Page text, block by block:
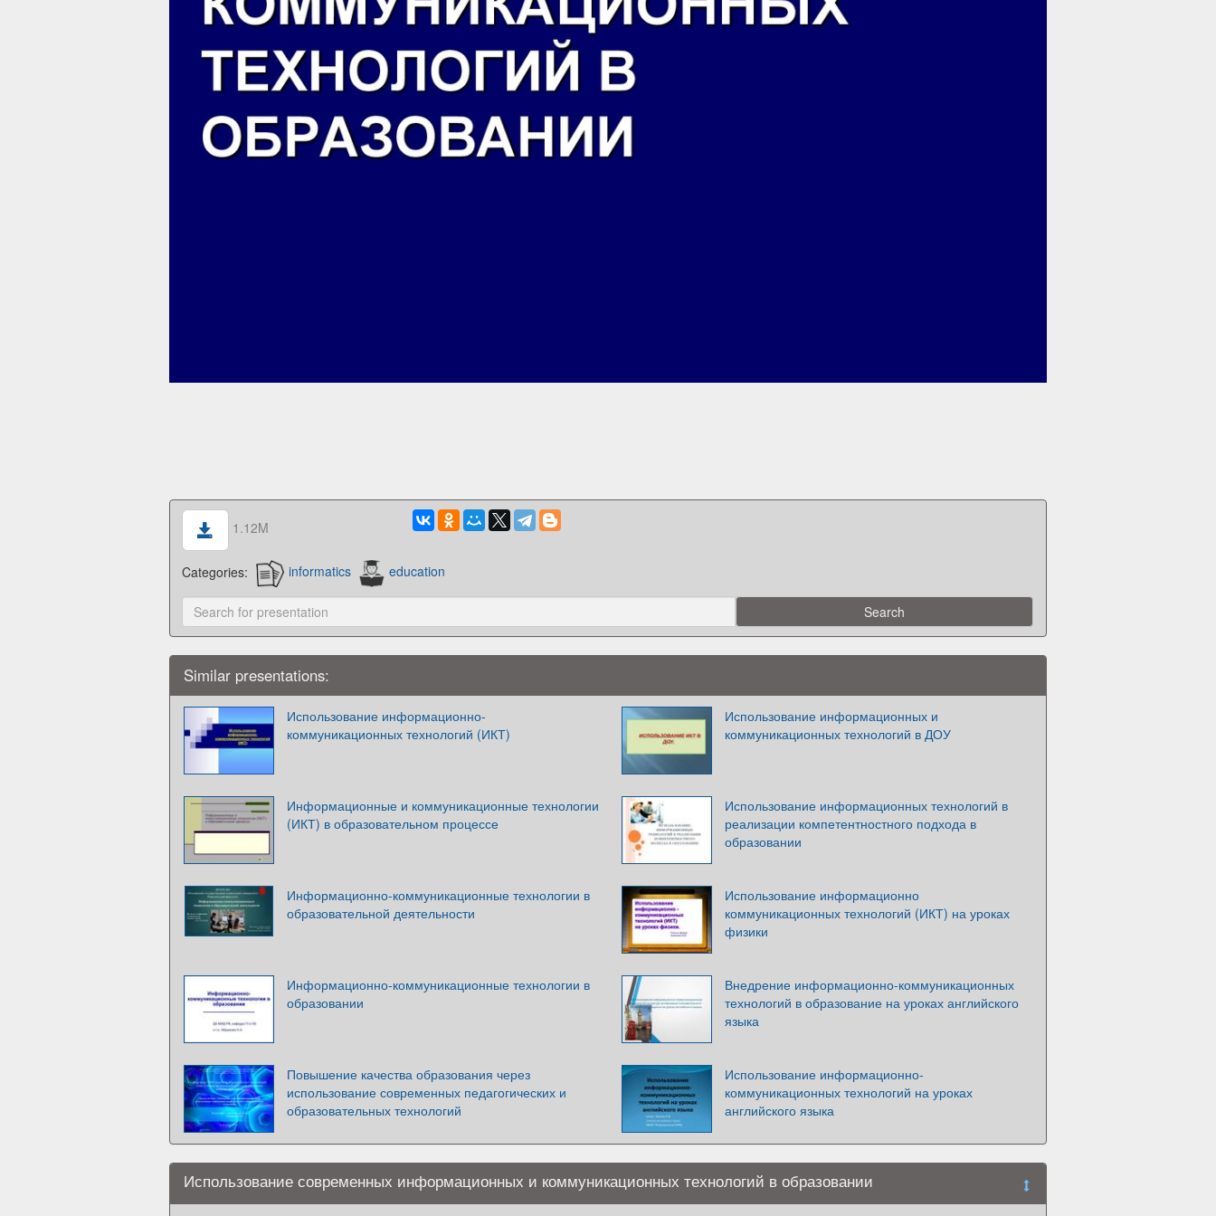
1.12M
Categories: informatics education
Similar presentations:
Использование информационно-
коммуникационных технологий (ИКТ)
Использование информационных и
коммуникационных технологий в ДОУ
Информационные и коммуникационные технологии
(ИКТ) в образовательном процессе
Использование информационных технологий в
реализации компетентностного подхода в
образовании
Информационно-коммуникационные технологии в
образовательной деятельности
Использование информационно
коммуникационных технологий (ИКТ) на уроках
физики
Информационно-коммуникационные технологии в
образовании
Внедрение информационно-коммуникационных
технологий в образование на уроках английского
языка
Повышение качества образования через
использование современных педагогических и
образовательных технологий
Использование информационно-
коммуникационных технологий на уроках
английского языка
Использование современных информационных и коммуникационных технологий в образовании